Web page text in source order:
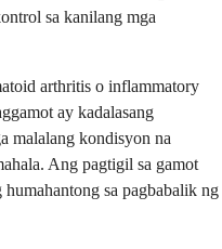
sa kanilang mga
arthritis o inflammatory
ay kadalasang
malalang kondisyon na
Ang pagtigil sa gamot
humahantong sa pagbabalik ng